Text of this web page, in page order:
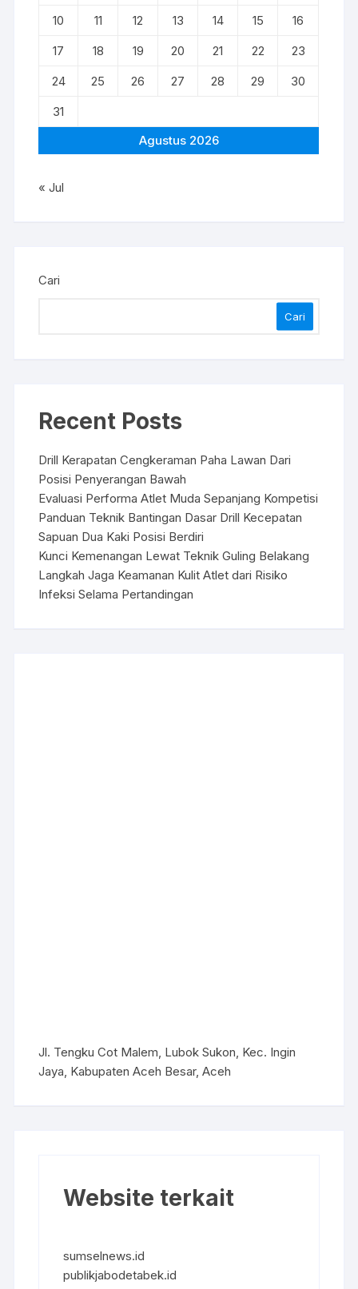
Agustus 2026
10
11 12 13 14 15
16
17
18 19 20 21 22
23
24
25 26 27 28 29
30
31
« Jul
Cari
Cari
Recent Posts
Drill Kerapatan Cengkeraman Paha Lawan Dari
Posisi Penyerangan Bawah
Evaluasi Performa Atlet Muda Sepanjang Kompetisi
Panduan Teknik Bantingan Dasar Drill Kecepatan
Sapuan Dua Kaki Posisi Berdiri
Kunci Kemenangan Lewat Teknik Guling Belakang
Langkah Jaga Keamanan Kulit Atlet dari Risiko
Infeksi Selama Pertandingan
Jl. Tengku Cot Malem, Lubok Sukon, Kec. Ingin
Jaya, Kabupaten Aceh Besar, Aceh
Website terkait
sumselnews.id
publikjabodetabek.id